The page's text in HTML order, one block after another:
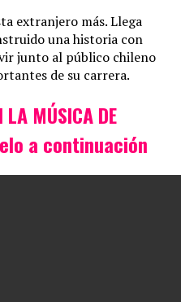
extranjero más. Llega
una historia con
junto al público chileno
de su carrera.
LA MÚSICA DE
a continuación